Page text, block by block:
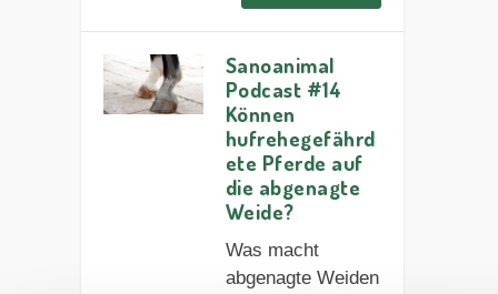
Sanoanimal
Podcast #14
Können
hufrehegefährd
ete Pferde auf
die abgenagte
Weide?
Was macht
abgenagte Weiden